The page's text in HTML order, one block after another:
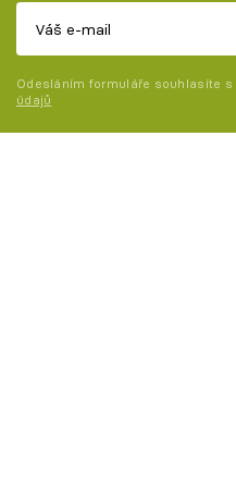
Odesláním formuláře souhlasíte s
údajů